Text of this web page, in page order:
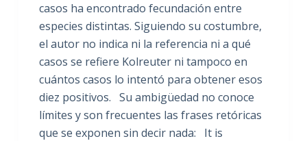
casos ha encontrado fecundación entre
especies distintas. Siguiendo su costumbre,
el autor no indica ni la referencia ni a qué
casos se refiere Kolreuter ni tampoco en
cuántos casos lo intentó para obtener esos
diez positivos. Su ambigüedad no conoce
límites y son frecuentes las frases retóricas
que se exponen sin decir nada: It is